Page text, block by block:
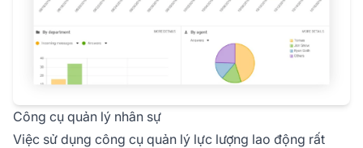
Công cụ quản lý nhân sự
Việc sử dụng công cụ quản lý lực lượng lao động rất